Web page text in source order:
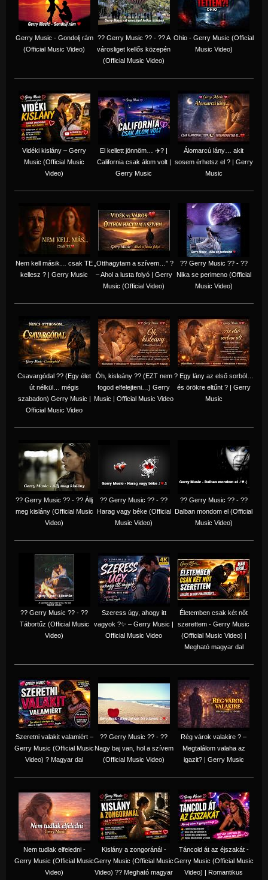
Gerry Music - Gondolj rám
(Official Music Video)
?? Gerry Music ?? - ?? A
városliget kellős közepén
(Official Music Video)
Ohio - Gerry Music (Official
Music Video)
Vidéki kislány – Gerry
Music (Official Music
Video)
El kellett jönnöm… ✈️? |
California csak álom volt |
Gerry Music
Álomarcú lány… akit
sosem érhetsz el ? | Gerry
Music
Nem kell másik… csak TE
kellesz ? | Gerry Music
„Otthagytam a szívem…” ?
– Ahol a lusta folyó | Gerry
Music (Official Video)
?? Gerry Music ?? - ??
Nika se perimeno (Official
Music Video)
Csavargódal ?? (Egy élet
út nélkül… mégis
szabadon) Gerry Music |
Official Music Video
Óh, kisleány ?? (EZT nem
fogod elfelejteni…) Gerry
Music | Official Music Video
? Egy lány az első sorból…
és örökre eltűnt ? | Gerry
Music
?? Gerry Music ?? - ?? Állj
meg kislány (Official Music
Video)
?? Gerry Music ?? - ??
Harag vagy béke (Official
Music Video)
?? Gerry Music ?? - ??
Dalban mondom el (Official
Music Video)
?? Gerry Music ?? - ??
Tábortűz (Official Music
Video)
Szeress úgy, ahogy itt
vagyok ?✨ – Gerry Music |
Official Music Video
Életemben csak két nőt
szerettem - Gerry Music
(Official Music Video) |
Megható magyar dal
Szeretni valakit valamiért –
Gerry Music (Official Music
Video) ? Magyar dal
?? Gerry Music ?? - ??
Nagy baj van, hol a szívem
(Official Music Video)
Rég várok valakire ? –
Megtalálom valaha az
igazit? | Gerry Music
Nem tudlak elfeledni -
Gerry Music (Official Music
Video)
Kislány a zongoránál -
Gerry Music (Official Music
Video) ?? Megható magyar
Táncold át az éjszakát -
Gerry Music (Official Music
Video) | Romantikus